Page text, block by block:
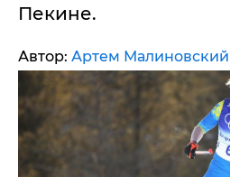
Пекине.
Автор: Артем Малиновский